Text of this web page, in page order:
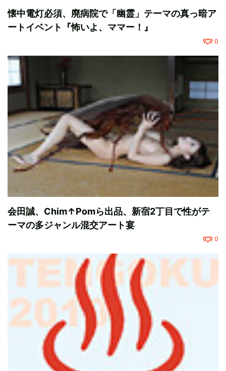
懐中電灯必須、廃病院で「幽霊」テーマの真っ暗ア
ートイベント『怖いよ、ママー！』
0
会田誠、Chim↑Pomら出品、新宿2丁目で性がテ
ーマの多ジャンル混交アート宴
0